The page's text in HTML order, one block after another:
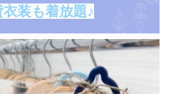
装も着放題♪